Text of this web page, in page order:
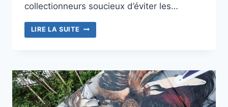
collectionneurs soucieux d’éviter les…
LIRE LA SUITE OPHÉLIE
DANTIL :
DU
FISC